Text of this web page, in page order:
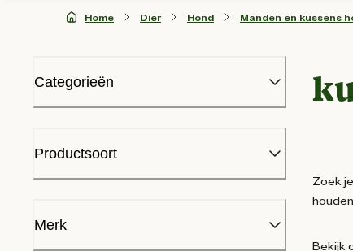
Home Dier Hond Manden en kussens
Categorieën
Hondenbenches
Hondenhok
Hondenspeelgoed
Productsoort
Merk
Zoek
Bekijk